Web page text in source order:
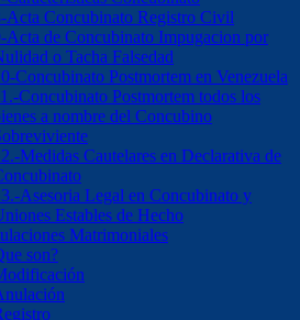
Acta Concubinato Registro Civil
Acta de Concubinato Impugacion por
o Tacha Falsedad
Concubinato Postmortem en Venezuela
Concubinato Postmortem todos los
a nombre del Concubino
Medidas Cautelares en Declarativa de
Asesoria Legal en Concubinato y
Estables de Hecho
Matrimoniales
son?